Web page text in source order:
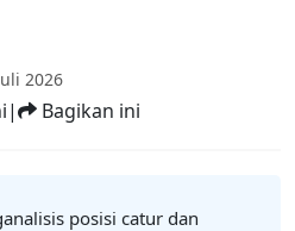
2026
| Bagikan ini
posisi catur dan